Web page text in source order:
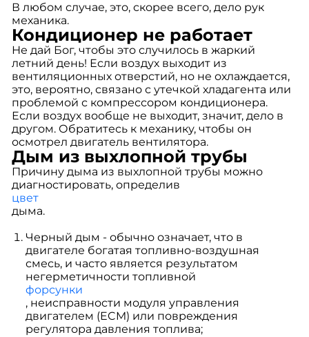
В любом случае, это, скорее всего, дело рук
механика.
Кондиционер не работает
Не дай Бог, чтобы это случилось в жаркий
летний день! Если воздух выходит из
вентиляционных отверстий, но не охлаждается,
это, вероятно, связано с утечкой хладагента или
проблемой с компрессором кондиционера.
Если воздух вообще не выходит, значит, дело в
другом. Обратитесь к механику, чтобы он
осмотрел двигатель вентилятора.
Дым из выхлопной трубы
Причину дыма из выхлопной трубы можно
диагностировать, определив
цвет
дыма.
Черный дым - обычно означает, что в
двигателе богатая топливно-воздушная
смесь, и часто является результатом
негерметичности топливной
форсунки
, неисправности модуля управления
двигателем (ECM) или повреждения
регулятора давления топлива;